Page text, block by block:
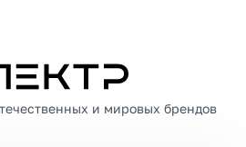
СПЕКТР
и мировых брендов